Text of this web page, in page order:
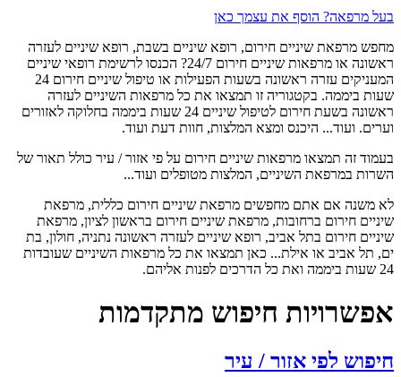
בעל מרפאה? הוסף את עצמך כאן
מחפש מרפאת שיניים חירום, רופא שיניים בשבת, רופא שיניים לעזרה
ראשונה או מרפאות שיניים חירום 24/7? הכנסו לרשימת רופאי שיניים
המעניקים עזרה ראשונה בשעות הפעילות או טיפול שיניים חירום 24
שעות ביממה. בקטגוריה זו תמצאו את כל מרפאות השיניים לעזרה
ראשונה בשעת חירום לטיפול שיניים 24 שעות ביממה בחלוקה לאזורים
וערים. ועוד... היכנס ומצא המלצות, חוות דעת ועוד.
בעמוד זה תמצאו מרפאות שיניים חירום על פי אזור / עיר כולל תאור של
השרות במרפאת השיניים, המלצות מטופלים ועוד...
לא משנה אם אתם מחפשים מרפאת שיניים חירום כללית, מרפאת
שיניים חירום ברחובות, מרפאת שיניים חירום בראשון לציון, מרפאת
שיניים חירום בתל אביב, רופא שיניים לעזרה ראשונה נתניה, חולון, בת
ים, תל אביב או אילת... כאן תמצאו את כל מרפאות השיניים שעובדות
24 שעות ביממה ואת כל הדרכים לפנות אליהם.
אפשרויות חיפוש מתקדמות
חיפוש לפי אזור / עיר